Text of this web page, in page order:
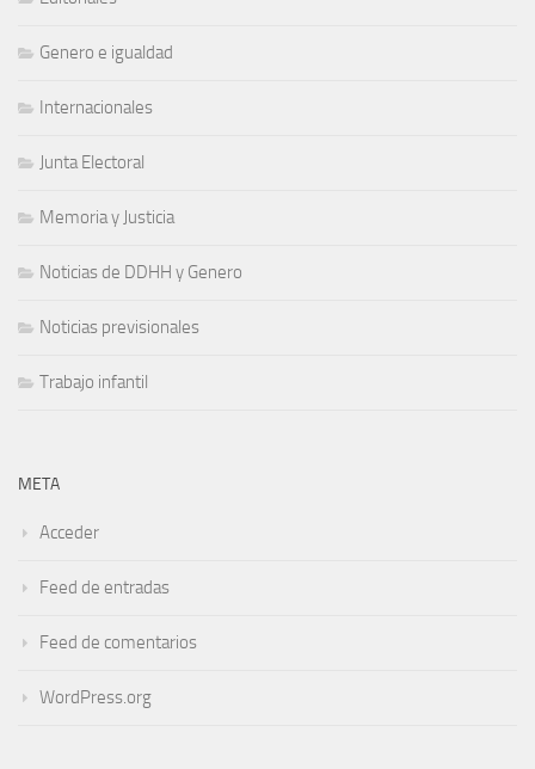
Genero e igualdad
Internacionales
Junta Electoral
Memoria y Justicia
Noticias de DDHH y Genero
Noticias previsionales
Trabajo infantil
META
Acceder
Feed de entradas
Feed de comentarios
WordPress.org